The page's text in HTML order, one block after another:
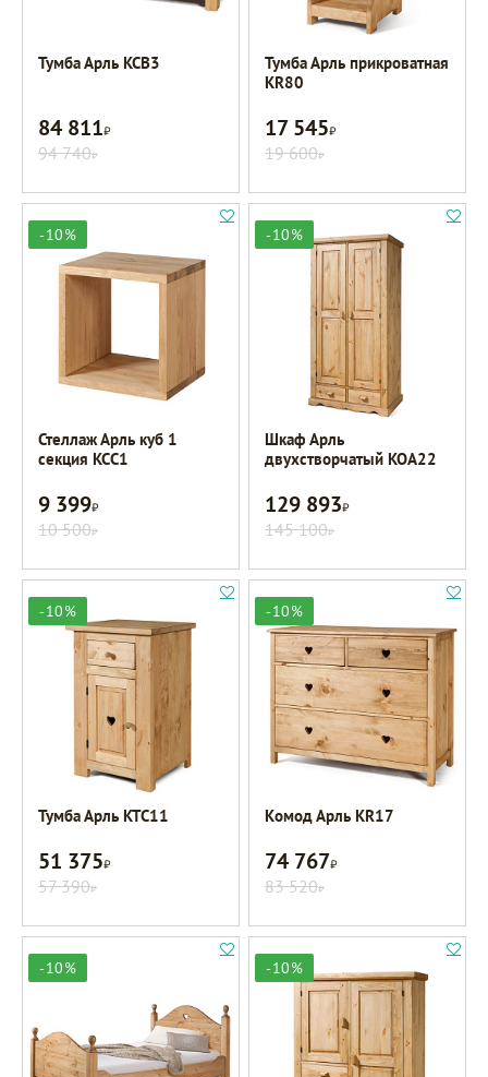
Тумба Арль KCB3
84 811Р
94 740Р
Тумба Арль прикроватная
KR80
17 545Р
19 600Р
-10%
Стеллаж Арль куб 1
секция KCC1
9 399Р
10 500Р
-10%
Шкаф Арль
двухстворчатый KOA22
129 893Р
145 100Р
-10%
Тумба Арль KTC11
51 375Р
57 390Р
-10%
Комод Арль KR17
74 767Р
83 520Р
-10% -10%